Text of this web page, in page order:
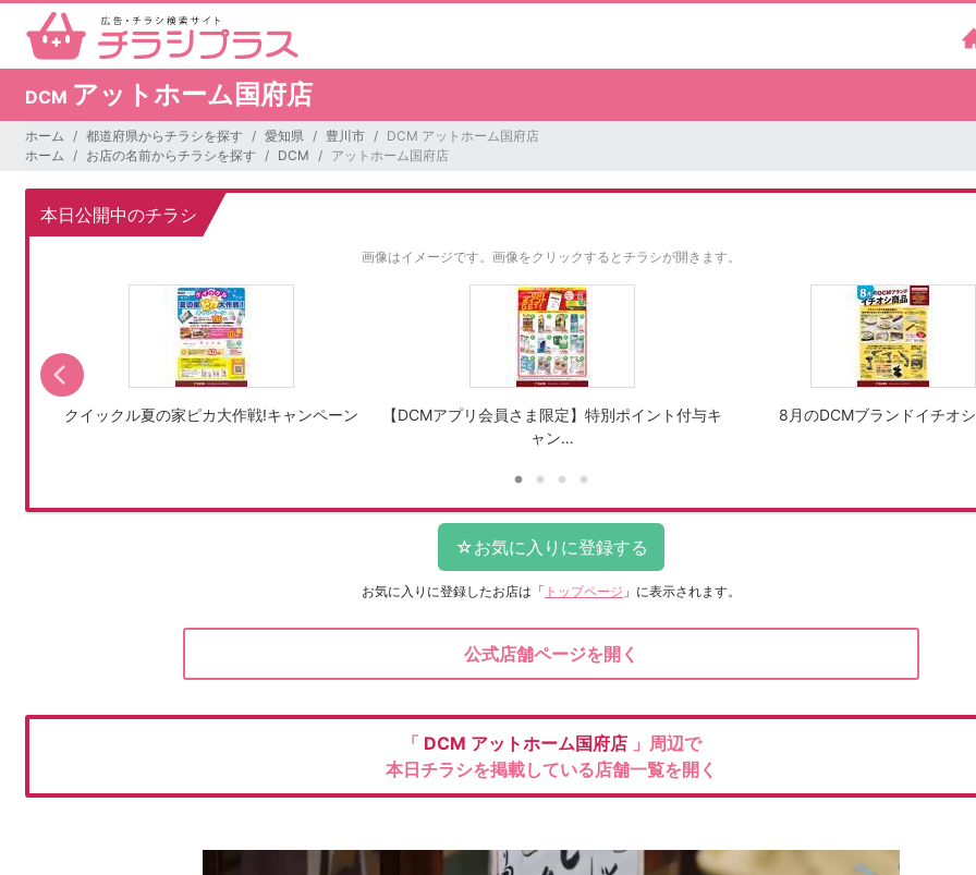
DCM アットホーム国府店
ホーム 都道府県からチラシを探す 愛知県 豊川市
DCM アットホーム国府店
ホーム
お店の名前からチラシを探す DCM アットホーム国府店
本日公開中のチラシ
画像はイメージです。 画像をクリックするとチラシが開きます。
クイックル夏の家ピカ大作戦!キャンペーン
【DCMアプリ会員さま限定】特別ポイント付与キ
ャン…
8月のDCMブランドイチオ
お気に入りに登録したお店は 「 トップページ 」に表示されます。
公式店舗ページを開く
「 DCM アットホーム国府店 」周辺で
本日チラシを掲載している店舗一覧を開く